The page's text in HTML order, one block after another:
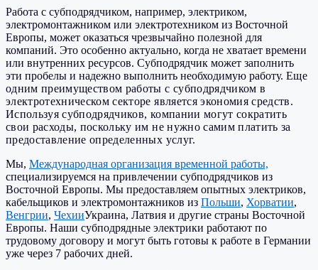
Работа с субподрядчиком, например, электриком,
электромонтажником или электротехником из Восточной
Европы, может оказаться чрезвычайно полезной для
компаний. Это особенно актуально, когда не хватает времени
или внутренних ресурсов. Субподрядчик может заполнить
эти пробелы и надежно выполнить необходимую работу. Еще
одним преимуществом работы с субподрядчиком в
электротехническом секторе является экономия средств.
Используя субподрядчиков, компании могут сократить
свои расходы, поскольку им не нужно самим платить за
предоставление определенных услуг.
Мы, Международная организация временной работы,
специализируемся на привлечении субподрядчиков из
Восточной Европы. Мы предоставляем опытных электриков,
кабельщиков и электромонтажников из Польши, Хорватии,
Венгрии, ЧехииУкраина, Латвия и другие страны Восточной
Европы. Наши субподрядные электрики работают по
трудовому договору и могут быть готовы к работе в Германии
уже через 7 рабочих дней.